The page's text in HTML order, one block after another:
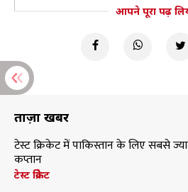
आपने पूरा पढ़
ताज़ा खबरें
टेस्ट क्रिकेट में पाकिस्तान के लिए सबसे
कप्तान
टेस्ट क्रिकेट